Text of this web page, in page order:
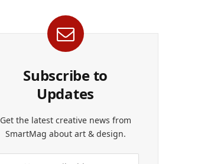
Subscribe to
Updates
Get the latest creative news from
SmartMag about art & design.